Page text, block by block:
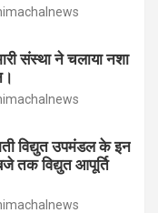
संस्था ने चलाया नशा
विद्युत उपमंडल के इन
तक विद्युत आपूर्ति